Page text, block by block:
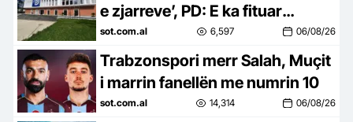
e zjarreve’, PD: E ka fituar
kompania e përfshirë në
skandale korrupsioni në Spanjë
sot.com.al 6,597 06/08/26
Trabzonspori merr Salah, Muçit
i marrin fanellën me numrin 10
sot.com.al 14,314 06/08/26